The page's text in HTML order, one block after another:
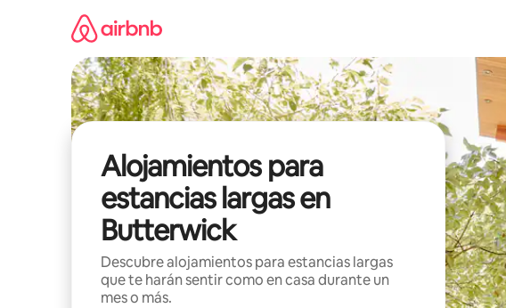
Alojamientos para
estancias largas en
Butterwick
Descubre alojamientos para estancias largas
que te harán sentir como en casa durante un
mes o más.